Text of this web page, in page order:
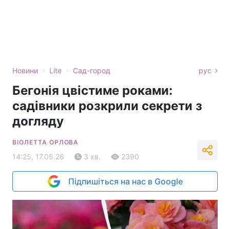
Новини › Lite › Сад-город рус
Бегонія цвістиме роками:
садівники розкрили секрети з
догляду
ВІОЛЕТТА ОРЛОВА
14:25, 17.05.26 3 хв. 2390
Підпишіться на нас в Google